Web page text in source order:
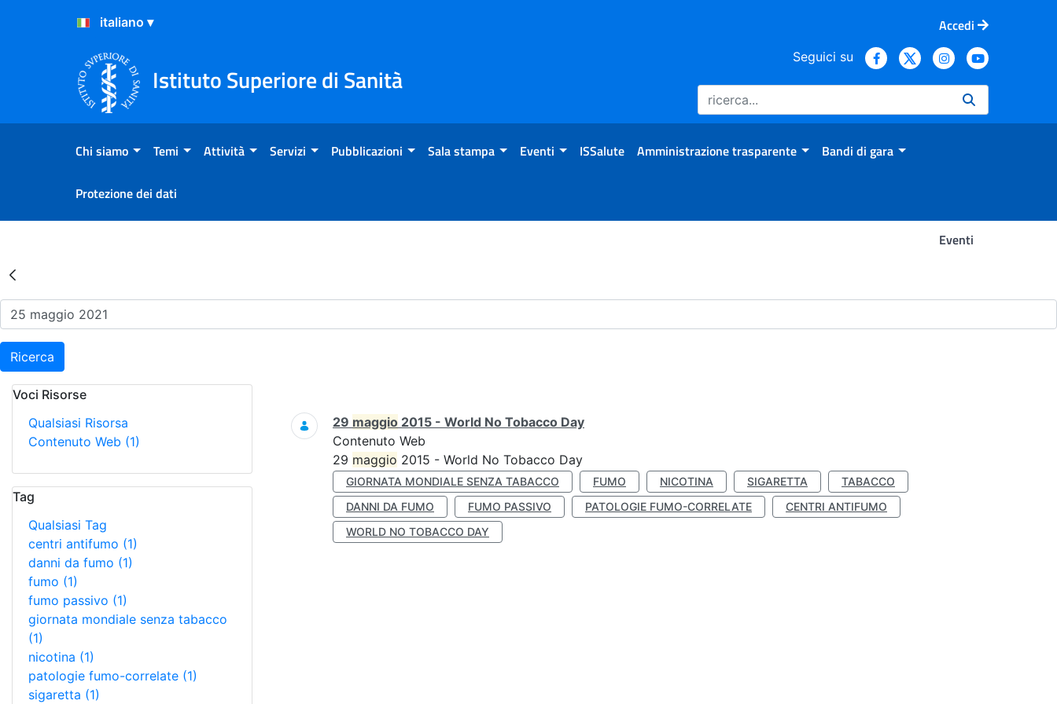
Salta al Contenuto
Salta al Footer
Accedi
Istituto Superiore di Sanità
Seguici su
Chi siamo Temi Attività Servizi Pubblicazioni Sala stampa Eventi ISSalute Amministrazione trasparente Bandi di gara
Protezione dei dati
Eventi
Risultati della Ricerca - Eventi
Ricerca
Voci Risorse
Qualsiasi Risorsa
Contenuto Web (1)
Tag
Qualsiasi Tag
centri antifumo (1)
danni da fumo (1)
fumo (1)
fumo passivo (1)
giornata mondiale senza tabacco
(1)
nicotina (1)
patologie fumo-correlate (1)
sigaretta (1)
Ricerca
29 maggio 2015 - World No Tobacco Day
Contenuto Web
29 maggio 2015 - World No Tobacco Day
GIORNATA MONDIALE SENZA TABACCO FUMO NICOTINA SIGARETTA
TABACCO
DANNI DA FUMO
FUMO PASSIVO PATOLOGIE FUMO-CORRELATE
CENTRI ANTIFUMO
WORLD NO TOBACCO DAY